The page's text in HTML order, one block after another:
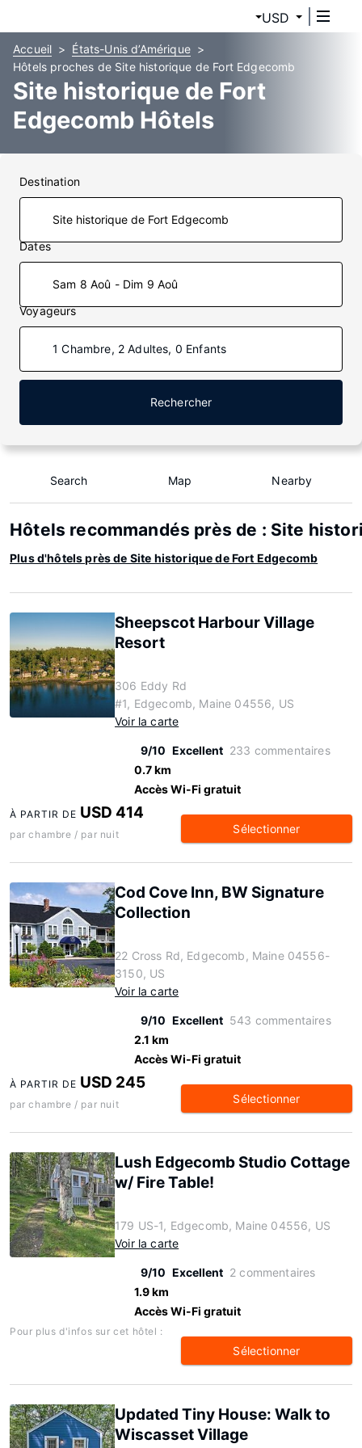
USD
Accueil
États-Unis d’Amérique
Hôtels proches de Site historique de Fort Edgecomb
Site historique de Fort
Edgecomb Hôtels
Destination
Dates
Sam 8 Aoû - Dim 9 Aoû
Voyageurs
1 Chambre, 2 Adultes, 0 Enfants
Rechercher
Search Map Nearby
Hôtels recommandés près de : Site
Plus d'hôtels près de Site historique de Fort Edgecomb
Sheepscot Harbour Village
Resort
306 Eddy Rd
#1, Edgecomb, Maine 04556, US
Voir la carte
9/10 Excellent 233 commentaires
0.7 km
Accès Wi-Fi gratuit
À PARTIR DE USD 414
par chambre / par nuit Sélectionner
Cod Cove Inn, BW Signature
Collection
22 Cross Rd, Edgecomb, Maine 04556-
3150, US
Voir la carte
9/10 Excellent 543 commentaires
2.1 km
Accès Wi-Fi gratuit
À PARTIR DE USD 245
par chambre / par nuit Sélectionner
Lush Edgecomb Studio Cottage
w/ Fire Table!
179 US-1, Edgecomb, Maine 04556, US
Voir la carte
9/10 Excellent 2 commentaires
1.9 km
Accès Wi-Fi gratuit
Pour plus d'infos sur cet hôtel :
Sélectionner
Updated Tiny House: Walk to
Wiscasset Village